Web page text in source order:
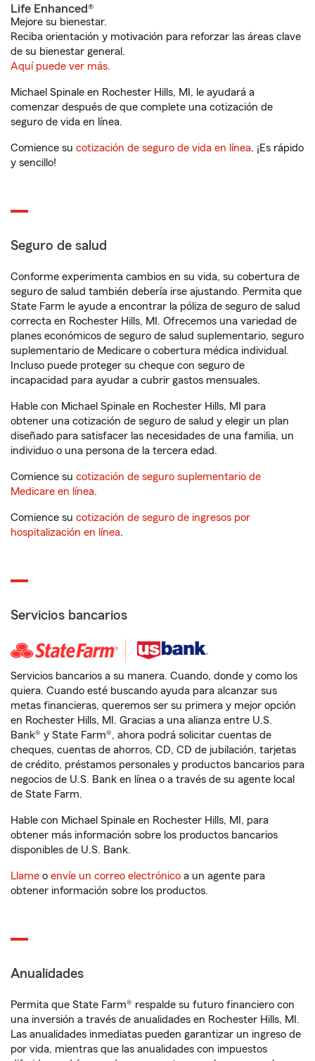
Life Enhanced®
Mejore su bienestar.
Reciba orientación y motivación para reforzar las áreas clave
de su bienestar general.
Aquí puede ver más.
Michael Spinale en Rochester Hills, MI, le ayudará a
comenzar después de que complete una cotización de
seguro de vida en línea.
Comience su cotización de seguro de vida en línea. ¡Es rápido
y sencillo!
Seguro de salud
Conforme experimenta cambios en su vida, su cobertura de
seguro de salud también debería irse ajustando. Permita que
State Farm le ayude a encontrar la póliza de seguro de salud
correcta en Rochester Hills, MI. Ofrecemos una variedad de
planes económicos de seguro de salud suplementario, seguro
suplementario de Medicare o cobertura médica individual.
Incluso puede proteger su cheque con seguro de
incapacidad para ayudar a cubrir gastos mensuales.
Hable con Michael Spinale en Rochester Hills, MI para
obtener una cotización de seguro de salud y elegir un plan
diseñado para satisfacer las necesidades de una familia, un
individuo o una persona de la tercera edad.
Comience su cotización de seguro suplementario de
Medicare en línea.
Comience su cotización de seguro de ingresos por
hospitalización en línea.
Servicios bancarios
Servicios bancarios a su manera. Cuando, donde y como los
quiera. Cuando esté buscando ayuda para alcanzar sus
metas financieras, queremos ser su primera y mejor opción
en Rochester Hills, MI. Gracias a una alianza entre U.S.
Bank® y State Farm®, ahora podrá solicitar cuentas de
cheques, cuentas de ahorros, CD, CD de jubilación, tarjetas
de crédito, préstamos personales y productos bancarios para
negocios de U.S. Bank en línea o a través de su agente local
de State Farm.
Hable con Michael Spinale en Rochester Hills, MI, para
obtener más información sobre los productos bancarios
disponibles de U.S. Bank.
Llame o envíe un correo electrónico a un agente para
obtener información sobre los productos.
Anualidades
Permita que State Farm® respalde su futuro financiero con
una inversión a través de anualidades en Rochester Hills, MI.
Las anualidades inmediatas pueden garantizar un ingreso de
por vida, mientras que las anualidades con impuestos